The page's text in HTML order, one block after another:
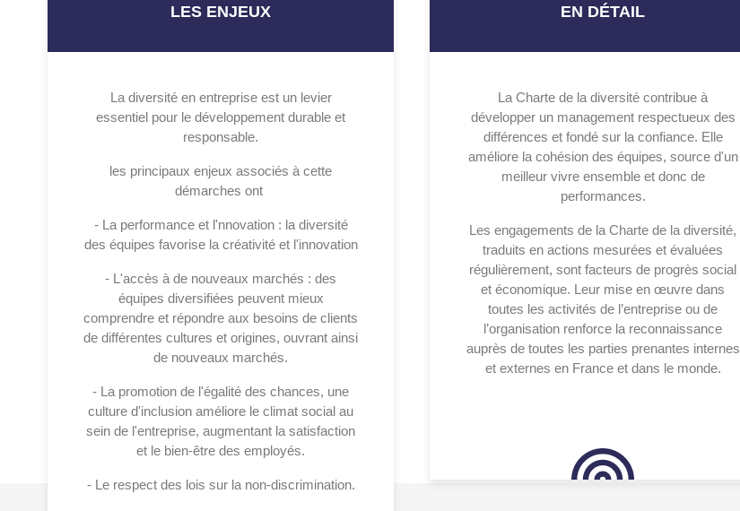
LES ENJEUX
La diversité en entreprise est un levier
essentiel pour le développement durable et
responsable.
les principaux enjeux associés à cette
démarches ont
- La performance et l'nnovation : la diversité
des équipes favorise la créativité et l'innovation
- L'accès à de nouveaux marchés : des
équipes diversifiées peuvent mieux
comprendre et répondre aux besoins de clients
de différentes cultures et origines, ouvrant ainsi
de nouveaux marchés.
- La promotion de l'égalité des chances, une
culture d'inclusion améliore le climat social au
sein de l'entreprise, augmentant la satisfaction
et le bien-être des employés.
- Le respect des lois sur la non-discrimination.
EN DÉTAIL
La Charte de la diversité contribue à
développer un management respectueux des
différences et fondé sur la confiance. Elle
améliore la cohésion des équipes, source d'un
meilleur vivre ensemble et donc de
performances.
Les engagements de la Charte de la diversité,
traduits en actions mesurées et évaluées
régulièrement, sont facteurs de progrès social
et économique. Leur mise en œuvre dans
toutes les activités de l’entreprise ou de
l’organisation renforce la reconnaissance
auprès de toutes les parties prenantes internes
et externes en France et dans le monde.